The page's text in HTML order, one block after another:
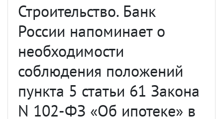
Строительство. Банк
России напоминает о
необходимости
соблюдения положений
пункта 5 статьи 61 Закона
N 102-ФЗ «Об ипотеке» в